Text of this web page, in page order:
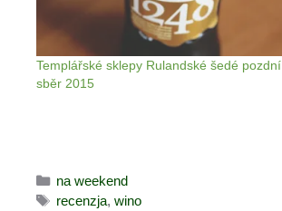
Templářské sklepy Rulandské šedé pozdní
sběr 2015
Kategorie
na weekend
Tagi
recenzja,wino